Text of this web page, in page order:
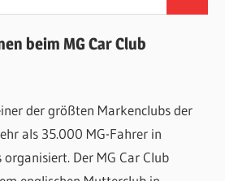
beim MG Car Club
der größten Markenclubs der
als 35.000 MG-Fahrer in
organisiert. Der MG Car Club